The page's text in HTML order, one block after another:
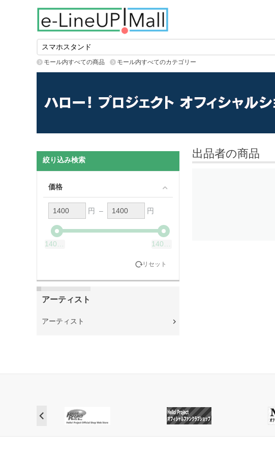
モール内すべての商品 モール内すべてのカテゴリー
絞り込み検索
価格
円 – 円
1400円 1401円
リセット
アーティスト
アーティスト
出品者の商品